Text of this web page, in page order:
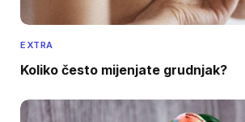
EXTRA
Koliko često mijenjate grudnjak?